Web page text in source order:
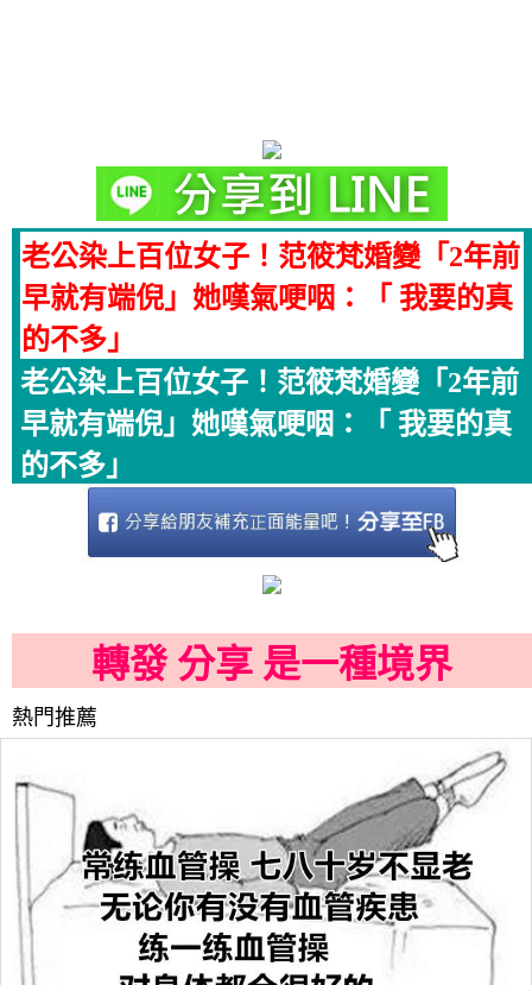
老公染上百位女子！范筱梵婚變「2年前
早就有端倪」她嘆氣哽咽：「 我要的真
的不多」
老公染上百位女子！范筱梵婚變「2年前
早就有端倪」她嘆氣哽咽：「 我要的真
的不多」
轉發 分享 是一種境界
熱門推薦